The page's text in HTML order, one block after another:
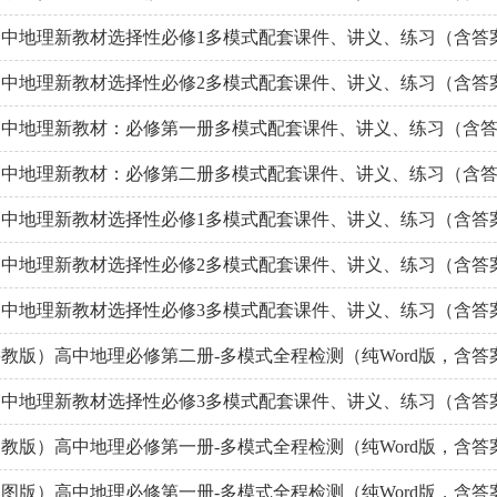
地理新教材选择性必修1多模式配套课件、讲义、练习（含答
地理新教材选择性必修2多模式配套课件、讲义、练习（含答
地理新教材：必修第一册多模式配套课件、讲义、练习（含
地理新教材：必修第二册多模式配套课件、讲义、练习（含
地理新教材选择性必修1多模式配套课件、讲义、练习（含答
地理新教材选择性必修2多模式配套课件、讲义、练习（含答
地理新教材选择性必修3多模式配套课件、讲义、练习（含答
版）高中地理必修第二册-多模式全程检测（纯Word版，含答
地理新教材选择性必修3多模式配套课件、讲义、练习（含答
版）高中地理必修第一册-多模式全程检测（纯Word版，含答
版）高中地理必修第一册-多模式全程检测（纯Word版，含答